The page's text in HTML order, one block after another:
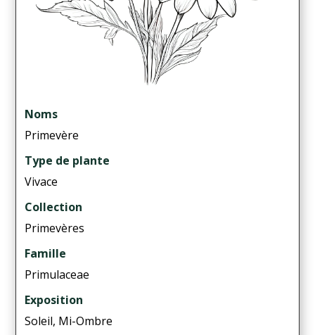
Noms
Primevère
Type de plante
Vivace
Collection
Primevères
Famille
Primulaceae
Exposition
Soleil, Mi-Ombre